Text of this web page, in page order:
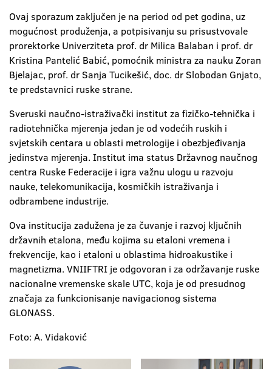
Ovaj sporazum zaključen je na period od pet godina, uz
mogućnost produženja, a potpisivanju su prisustvovale
prorektorke Univerziteta prof. dr Milica Balaban i prof. dr
Kristina Pantelić Babić, pomoćnik ministra za nauku Zoran
Bjelajac, prof. dr Sanja Tucikešić, doc. dr Slobodan Gnjato,
te predstavnici ruske strane.
Sveruski naučno-istraživački institut za fizičko-tehnička i
radiotehnička mjerenja jedan je od vodećih ruskih i
svjetskih centara u oblasti metrologije i obezbjeđivanja
jedinstva mjerenja. Institut ima status Državnog naučnog
centra Ruske Federacije i igra važnu ulogu u razvoju
nauke, telekomunikacija, kosmičkih istraživanja i
odbrambene industrije.
Ova institucija zadužena je za čuvanje i razvoj ključnih
državnih etalona, među kojima su etaloni vremena i
frekvencije, kao i etaloni u oblastima hidroakustike i
magnetizma. VNIIFTRI je odgovoran i za održavanje ruske
nacionalne vremenske skale UTC, koja je od presudnog
značaja za funkcionisanje navigacionog sistema
GLONASS.
Foto: A. Vidaković